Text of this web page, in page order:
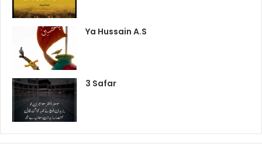
Ya Hussain A.S
3 Safar